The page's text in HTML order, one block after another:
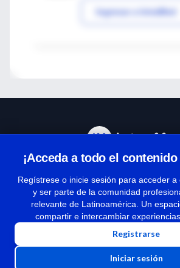
Ingresar a IntraMed
¡Acceda a todo el
Regístrese o inicie sesión para acceder
y ser parte de la comunidad
relevante de Latinoamérica. Un
compartir e intercambiar
Registrarse
Iniciar sesión
Términos y condiciones
| Políticas de
| Todos los derechos reservados |